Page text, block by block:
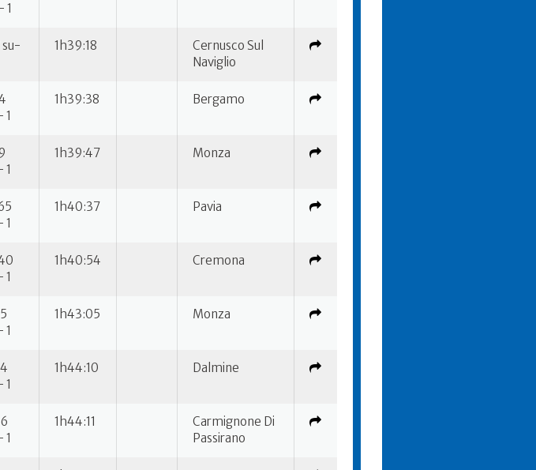
1
su-
1h39:18
Cernusco Sul
Naviglio
1
1h39:38 Bergamo
1
1h39:47 Monza
1
1h40:37 Pavia
1
1h40:54 Cremona
1
1h43:05 Monza
1
1h44:10 Dalmine
1
1h44:11
Carmignone Di
Passirano